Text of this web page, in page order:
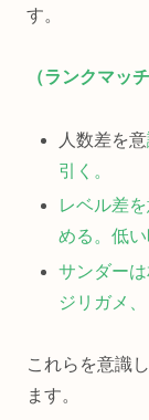
す。
（ランクマッ
人数差を意
引く。
レベル差
める。低
サンダー
ジリガメ
これらを意識
ます。